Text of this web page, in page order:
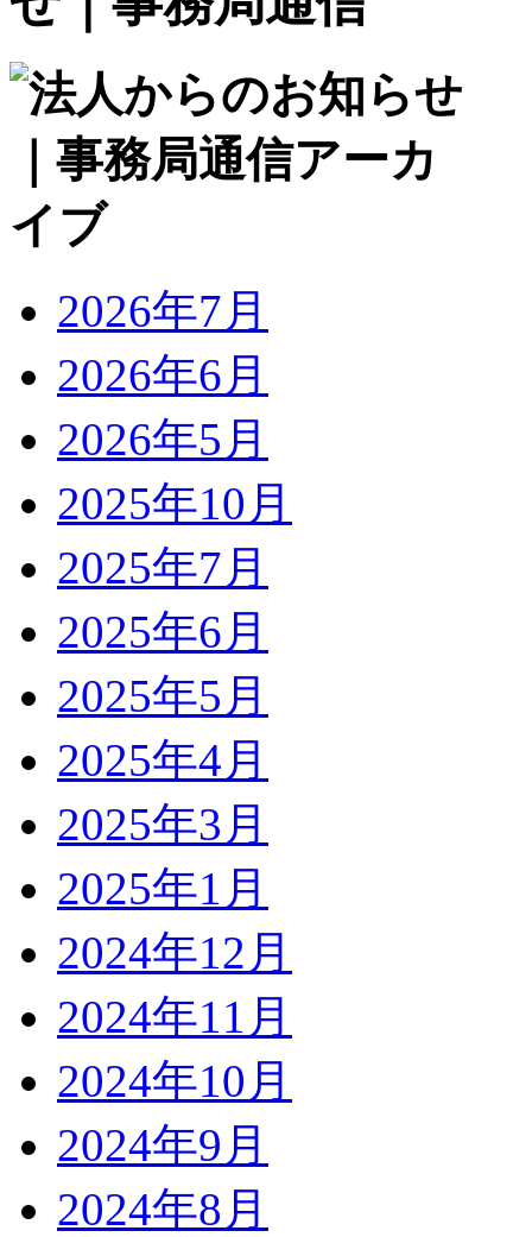
2026年7月
2026年6月
2026年5月
2025年10月
2025年7月
2025年6月
2025年5月
2025年4月
2025年3月
2025年1月
2024年12月
2024年11月
2024年10月
2024年9月
2024年8月